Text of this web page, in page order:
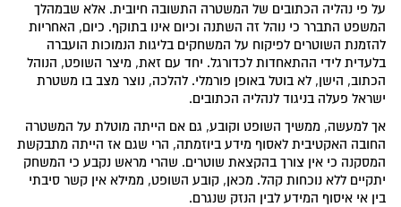
על פי נהליה הכתובים של המשטרה התשובה חיובית. אלא שבמהלך
המשפט התברר כי נוהל זה השתנה וכיום אינו בתוקף. כיום, האחריות
להזמנת השוטרים לפיקוח על המשחקים בליגות הנמוכות הועברה
בלעדית לידי ההתאחדות לכדורגל. יחד עם זאת, מיצר השופט, הנוהל
הכתוב, הישן, לא בוטל באופן פורמלי. להלכה, נוצר מצב בו משטרת
ישראל פעלה בניגוד לנהליה הכתובים.
אך למעשה, ממשיך השופט וקובע, גם אם הייתה מוטלת על המשטרה
החובה האקטיבית לאסוף מידע ביוזמתה, הרי שגם אז הייתה מתבקשת
המסקנה כי אין צורך בהקצאת שוטרים. שהרי מראש נקבע כי המשחק
יתקיים ללא נוכחות קהל. מכאן, קובע השופט, ממילא אין קשר סיבתי
בין אי איסוף המידע לבין הנזק שנגרם.